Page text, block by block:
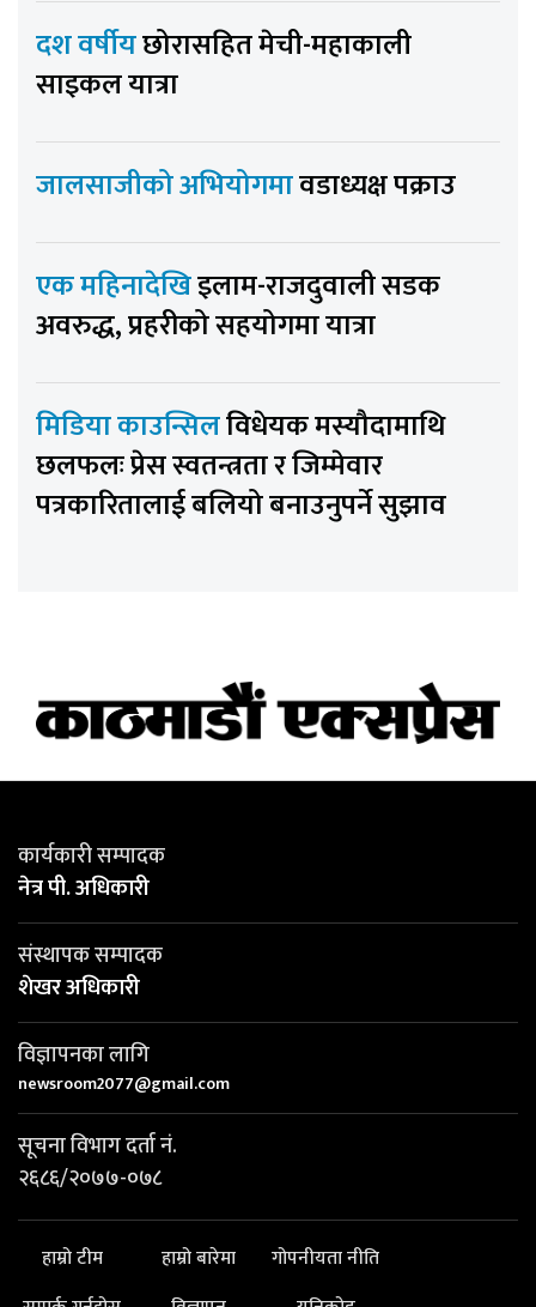
दश वर्षीयछोरासहित मेची-महाकाली
साइकल यात्रा
जालसाजीको अभियोगमावडाध्यक्ष पक्राउ
एक महिनादेखिइलाम-राजदुवाली सडक
अवरुद्ध, प्रहरीको सहयोगमा यात्रा
मिडिया काउन्सिलविधेयक मस्यौदामाथि
छलफलः प्रेस स्वतन्त्रता र जिम्मेवार
पत्रकारितालाई बलियो बनाउनुपर्ने सुझाव
कार्यकारी सम्पादक
नेत्र पी. अधिकारी
संस्थापक सम्पादक
शेखर अधिकारी
विज्ञापनका लागि
newsroom2077@gmail.com
सूचना विभाग दर्ता नं.
२६८६/२०७७-०७८
हाम्रो टीम हाम्रो बारेमा
गोपनीयता नीति